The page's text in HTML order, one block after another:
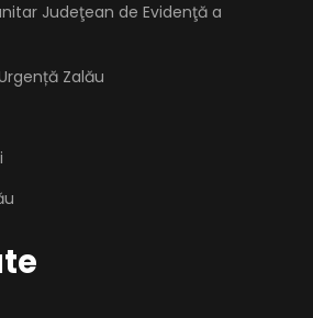
Judeţean de Evidenţă a
Zalău